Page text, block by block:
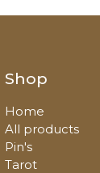
Shop
Home
All products
Pin's
Tarot